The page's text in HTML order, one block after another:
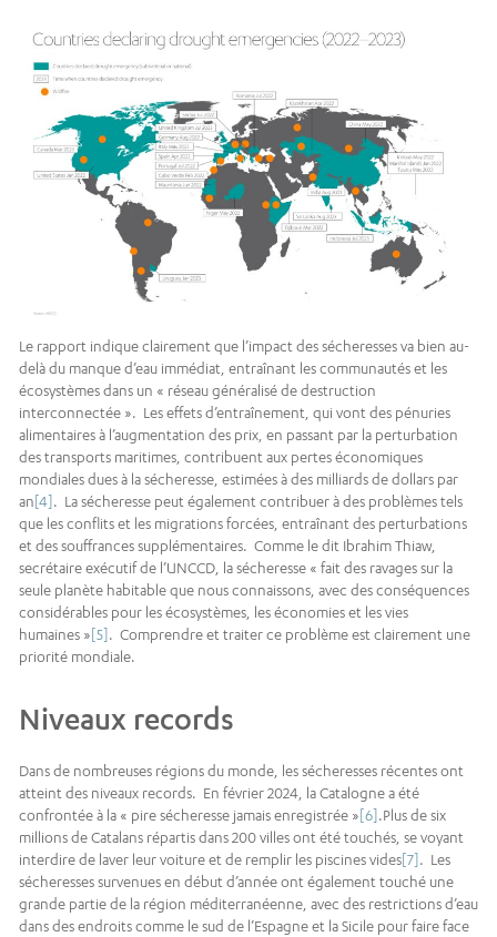
Le rapport indique clairement que l’impact des sécheresses va bien au-
delà du manque d’eau immédiat, entraînant les communautés et les
écosystèmes dans un « réseau généralisé de destruction
interconnectée ». Les effets d’entraînement, qui vont des pénuries
alimentaires à l’augmentation des prix, en passant par la perturbation
des transports maritimes, contribuent aux pertes économiques
mondiales dues à la sécheresse, estimées à des milliards de dollars par
an[4]. La sécheresse peut également contribuer à des problèmes tels
que les conflits et les migrations forcées, entraînant des perturbations
et des souffrances supplémentaires. Comme le dit Ibrahim Thiaw,
secrétaire exécutif de l’UNCCD, la sécheresse « fait des ravages sur la
seule planète habitable que nous connaissons, avec des conséquences
considérables pour les écosystèmes, les économies et les vies
humaines »[5]. Comprendre et traiter ce problème est clairement une
priorité mondiale.
Niveaux records
Dans de nombreuses régions du monde, les sécheresses récentes ont
atteint des niveaux records. En février 2024, la Catalogne a été
confrontée à la « pire sécheresse jamais enregistrée »[6].Plus de six
millions de Catalans répartis dans 200 villes ont été touchés, se voyant
interdire de laver leur voiture et de remplir les piscines vides[7]. Les
sécheresses survenues en début d’année ont également touché une
grande partie de la région méditerranéenne, avec des restrictions d’eau
dans des endroits comme le sud de l’Espagne et la Sicile pour faire face